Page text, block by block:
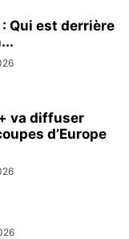
: Qui est derrière
va diffuser
d’Europe